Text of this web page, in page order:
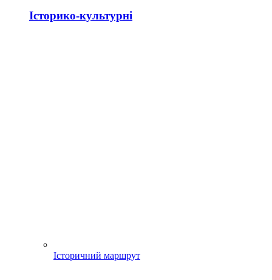
Історико-культурні
Історичний маршрут